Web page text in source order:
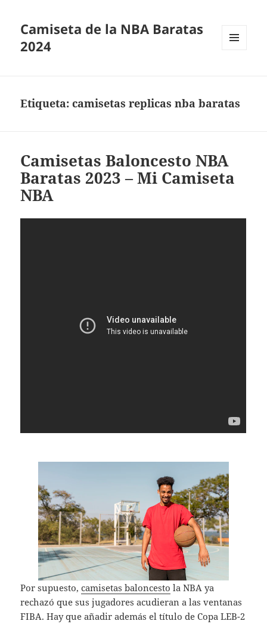
Camiseta de la NBA Baratas
2024
Etiqueta:camisetas replicas nba baratas
Camisetas Baloncesto NBA
Baratas 2023 – Mi Camiseta
NBA
Por supuesto,camisetas baloncesto la NBA ya
rechazó que sus jugadores acudieran a las ventanas
FIBA. Hay que añadir además el título de Copa LEB-2